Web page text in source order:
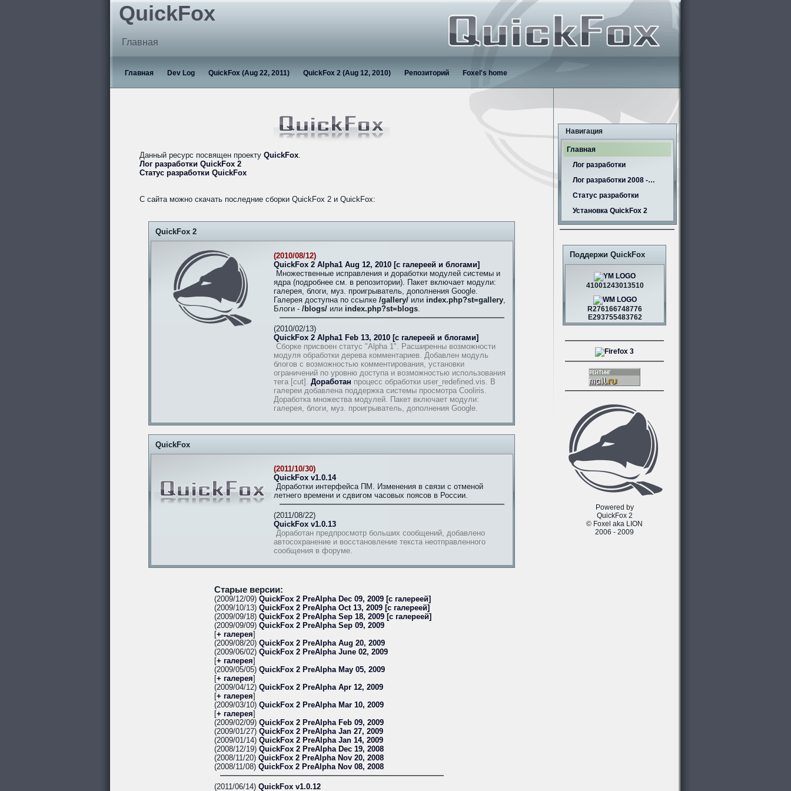
QuickFox
Главная
Главная Dev Log QuickFox (Aug 22, 2011) QuickFox 2 (Aug 12, 2010) Репозиторий Foxel's home
Данный ресурс посвящен проекту QuickFox.
Лог разработки QuickFox 2
Статус разработки QuickFox
С сайта можно скачать последние сборки QuickFox 2 и QuickFox:
QuickFox 2
(2010/08/12)
QuickFox 2 Alpha1 Aug 12, 2010 [с галереей и блогами]
Множественные исправления и доработки модулей системы и
ядра (подробнее см. в репозитории). Пакет включает модули:
галерея, блоги, муз. проигрыватель, дополнения Google.
Галерея доступна по ссылке /gallery/ или index.php?st=gallery,
Блоги - /blogs/ или index.php?st=blogs.
(2010/02/13)
QuickFox 2 Alpha1 Feb 13, 2010 [с галереей и блогами]
Сборке присвоен статус "Alpha 1". Расширенны возможности
модуля обработки дерева комментариев. Добавлен модуль
блогов с возможностью комментирования, установки
ограничений по уровню доступа и возможностью использования
тега [cut]. Доработан процесс обработки user_redefined.vis. В
галереи добавлена поддержка системы просмотра Cooliris.
Доработка множества модулей. Пакет включает модули:
галерея, блоги, муз. проигрыватель, дополнения Google.
QuickFox
(2011/10/30)
QuickFox v1.0.14
Доработки интерфейса ПМ. Изменения в связи с отменой
летнего времени и сдвигом часовых поясов в России.
(2011/08/22)
QuickFox v1.0.13
Доработан предпросмотр больших сообщений, добавлено
автосохранение и восстановление текста неотправленного
сообщения в форуме.
Старые версии:
(2009/12/09) QuickFox 2 PreAlpha Dec 09, 2009 [с галереей]
(2009/10/13) QuickFox 2 PreAlpha Oct 13, 2009 [с галереей]
(2009/09/18) QuickFox 2 PreAlpha Sep 18, 2009 [с галереей]
(2009/09/09) QuickFox 2 PreAlpha Sep 09, 2009
[+ галерея]
(2009/08/20) QuickFox 2 PreAlpha Aug 20, 2009
(2009/06/02) QuickFox 2 PreAlpha June 02, 2009
[+ галерея]
(2009/05/05) QuickFox 2 PreAlpha May 05, 2009
[+ галерея]
(2009/04/12) QuickFox 2 PreAlpha Apr 12, 2009
[+ галерея]
(2009/03/10) QuickFox 2 PreAlpha Mar 10, 2009
[+ галерея]
(2009/02/09) QuickFox 2 PreAlpha Feb 09, 2009
(2009/01/27) QuickFox 2 PreAlpha Jan 27, 2009
(2009/01/14) QuickFox 2 PreAlpha Jan 14, 2009
(2008/12/19) QuickFox 2 PreAlpha Dec 19, 2008
(2008/11/20) QuickFox 2 PreAlpha Nov 20, 2008
(2008/11/08) QuickFox 2 PreAlpha Nov 08, 2008
(2011/06/14) QuickFox v1.0.12
Навигация
Главная
Лог разработки
Лог разработки 2008 -…
Статус разработки
Установка QuickFox 2
Поддержи QuickFox
41001243013510
R276166748776
E293755483762
Powered by
QuickFox 2
© Foxel aka LION
2006 - 2009